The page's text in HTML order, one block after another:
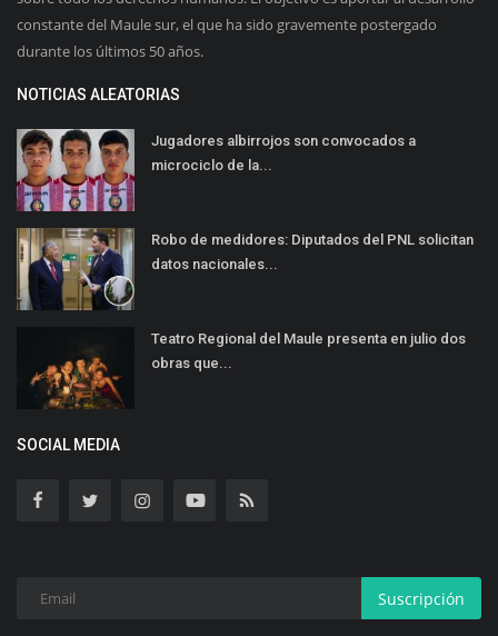
constante del Maule sur, el que ha sido gravemente postergado
durante los últimos 50 años.
NOTICIAS ALEATORIAS
Jugadores albirrojos son convocados a
microciclo de la...
Robo de medidores: Diputados del PNL solicitan
datos nacionales...
Teatro Regional del Maule presenta en julio dos
obras que...
SOCIAL MEDIA
Suscripción